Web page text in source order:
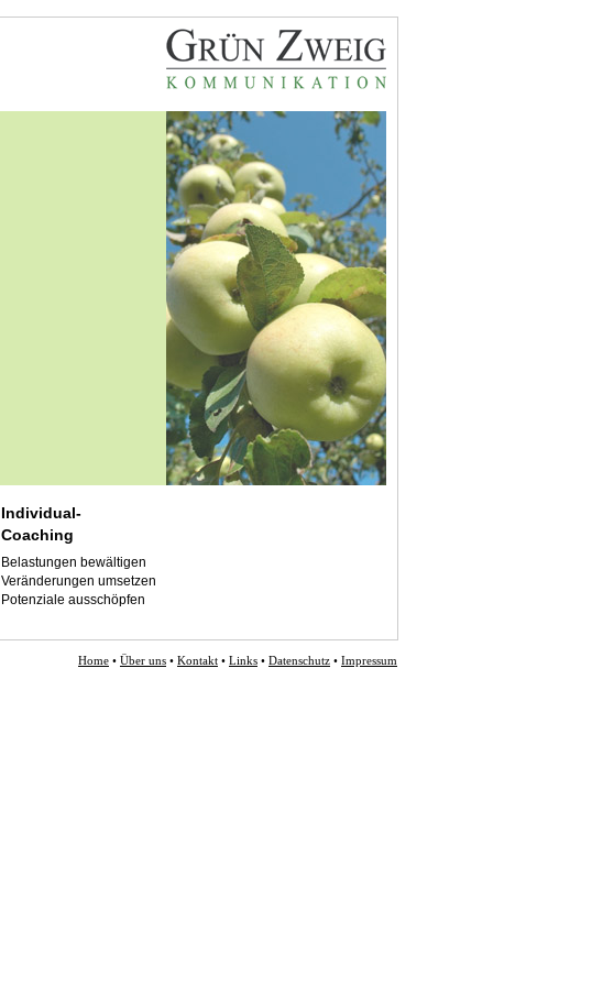
Individual-
Coaching
Belastungen bewältigen
Veränderungen umsetzen
Potenziale ausschöpfen
Home • Über uns • Kontakt • Links • Datenschutz • Impressum